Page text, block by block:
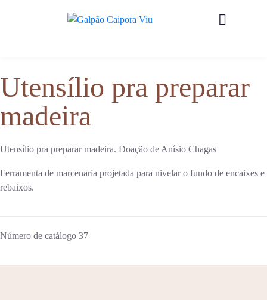
Utensílio pra preparar
madeira
Utensílio pra preparar madeira. Doação de Anísio Chagas
Ferramenta de marcenaria projetada para nivelar o fundo de encaixes e
rebaixos.
Número de catálogo 37